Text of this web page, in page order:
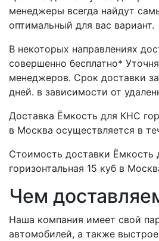
менеджеры всегда найдут
оптимальный для вас вариант.
В некоторых направлениях
совершенно бесплатно*
менеджеров. Срок доставки
дней. в зависимости от
Доставка Ёмкость для КНС
в Москва осуществляется в
Стоимость доставки Ёмкость
горизонтальная 15 куб в
Чем
Наша компания имеет свой
автомобилей, а также